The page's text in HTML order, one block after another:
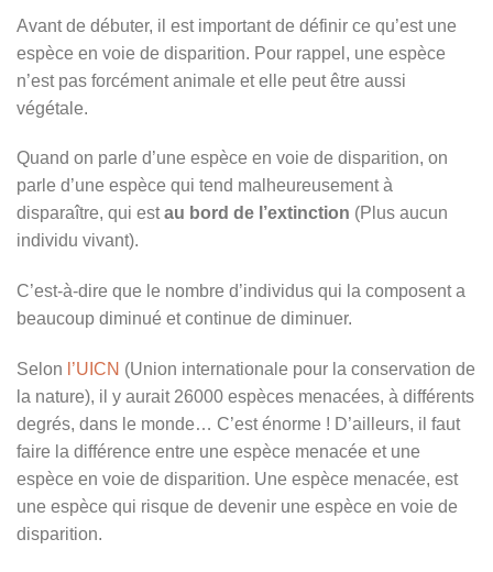
Avant de débuter, il est important de définir ce qu’est une
espèce en voie de disparition. Pour rappel, une espèce
n’est pas forcément animale et elle peut être aussi
végétale.
Quand on parle d’une espèce en voie de disparition, on
parle d’une espèce qui tend malheureusement à
disparaître, qui estau bord de l’extinction (Plus aucun
individu vivant).
C’est-à-dire que le nombre d’individus qui la composent a
beaucoup diminué et continue de diminuer.
Selon l’UICN (Union internationale pour la conservation de
la nature), il y aurait 26000 espèces menacées, à différents
degrés, dans le monde… C’est énorme ! D’ailleurs, il faut
faire la différence entre une espèce menacée et une
espèce en voie de disparition. Une espèce menacée, est
une espèce qui risque de devenir une espèce en voie de
disparition.